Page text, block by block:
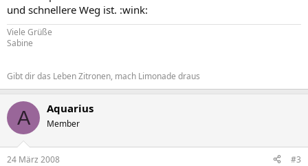
und schnellere Weg ist. :wink:
Viele Grüße
Sabine
Gibt dir das Leben Zitronen, mach Limonade draus
A Aquarius
Member
24 März 2008 #3